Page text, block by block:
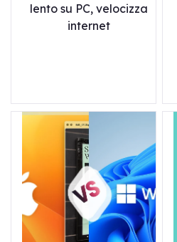
lento su PC, velocizza
internet